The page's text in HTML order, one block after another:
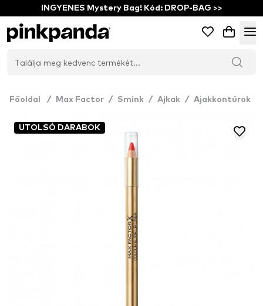
INGYENES Mystery Bag! Kód: DROP-BAG >>
Főoldal / Max Factor / Smink / Ajkak / Ajakkontúrok
UTOLSÓ DARABOK